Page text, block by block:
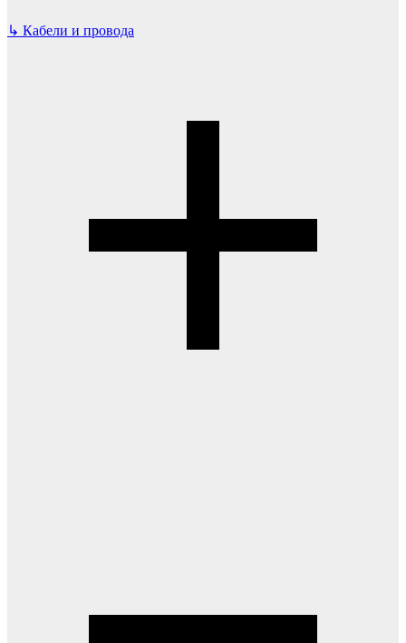
↳ Кабели и провода